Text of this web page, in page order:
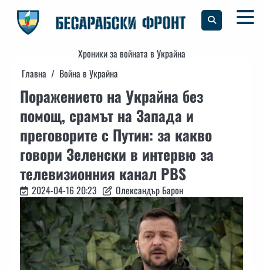
content
Хроники за войната в Украйна
Главна
Война в Украйна
Поражението на Украйна без
помощ, срамът на Запада и
преговорите с Путин: за какво
говори Зеленски в интервю за
телевизионния канал PBS
2024-04-16 20:23 Олександър Барон